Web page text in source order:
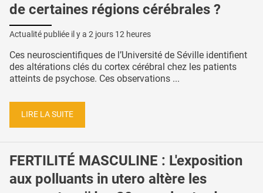
de certaines régions cérébrales ?
Actualité publiée il y a 2 jours 12 heures
Ces neuroscientifiques de l’Université de Séville identifient
des altérations clés du cortex cérébral chez les patients
atteints de psychose. Ces observations ...
LIRE LA SUITE
FERTILITÉ MASCULINE : L'exposition
aux polluants in utero altère les